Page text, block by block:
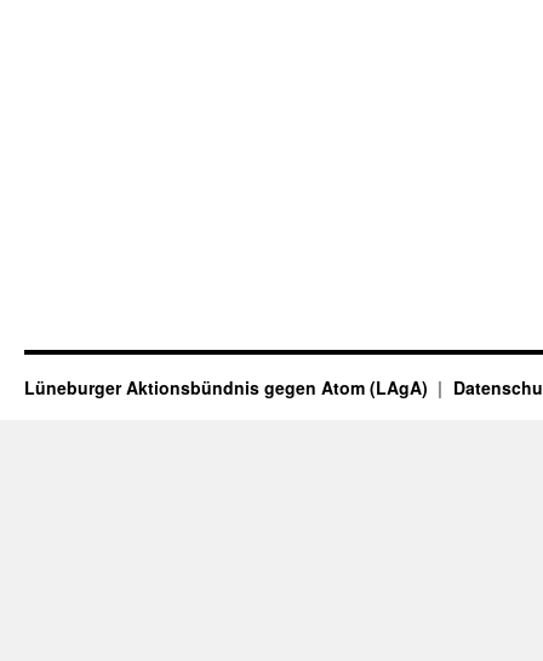
Lüneburger Aktionsbündnis gegen Atom (LAgA)